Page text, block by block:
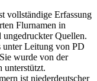
vollständige Erfassung
Flurnamen in
ungedruckter Quellen.
unter Leitung von PD
wurde von der
unterstützt.
ist niederdeutscher